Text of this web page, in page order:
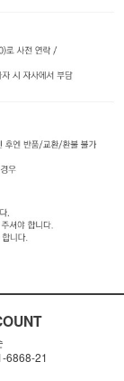
6868-21